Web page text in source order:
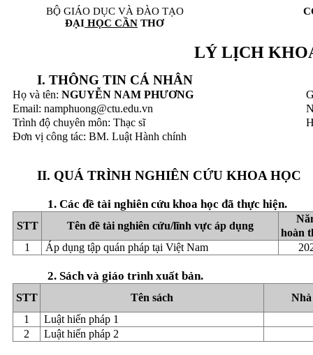
BỘ GIÁO DỤC VÀ ĐÀO TẠO
ĐẠI HỌC CẦN THƠ
LÝ LỊCH
I. THÔNG TIN CÁ NHÂN
Họ và tên: NGUYỄN NAM PHƯƠNG
Email: namphuong@ctu.edu.vn
Trình độ chuyên môn: Thạc sĩ
Đơn vị công tác: BM. Luật Hành chính
II. QUÁ TRÌNH NGHIÊN CỨU KHOA HỌC
1. Các đề tài nghiên cứu khoa học đã thực hiện.
STT Tên đề tài nghiên cứu/lĩnh vực áp dụng
hoàn
1
Áp dụng tập quán pháp tại Việt Nam
2. Sách và giáo trình xuất bản.
STT Tên sách
1
Luật hiến pháp 1
2
Luật hiến pháp 2